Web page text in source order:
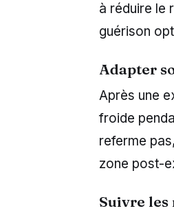
à réduire le
guérison
Adapter
Après une
froide
referme
zone post-
Suivre